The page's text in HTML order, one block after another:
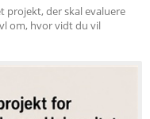
projekt, der skal evaluere
om, hvor vidt du vil